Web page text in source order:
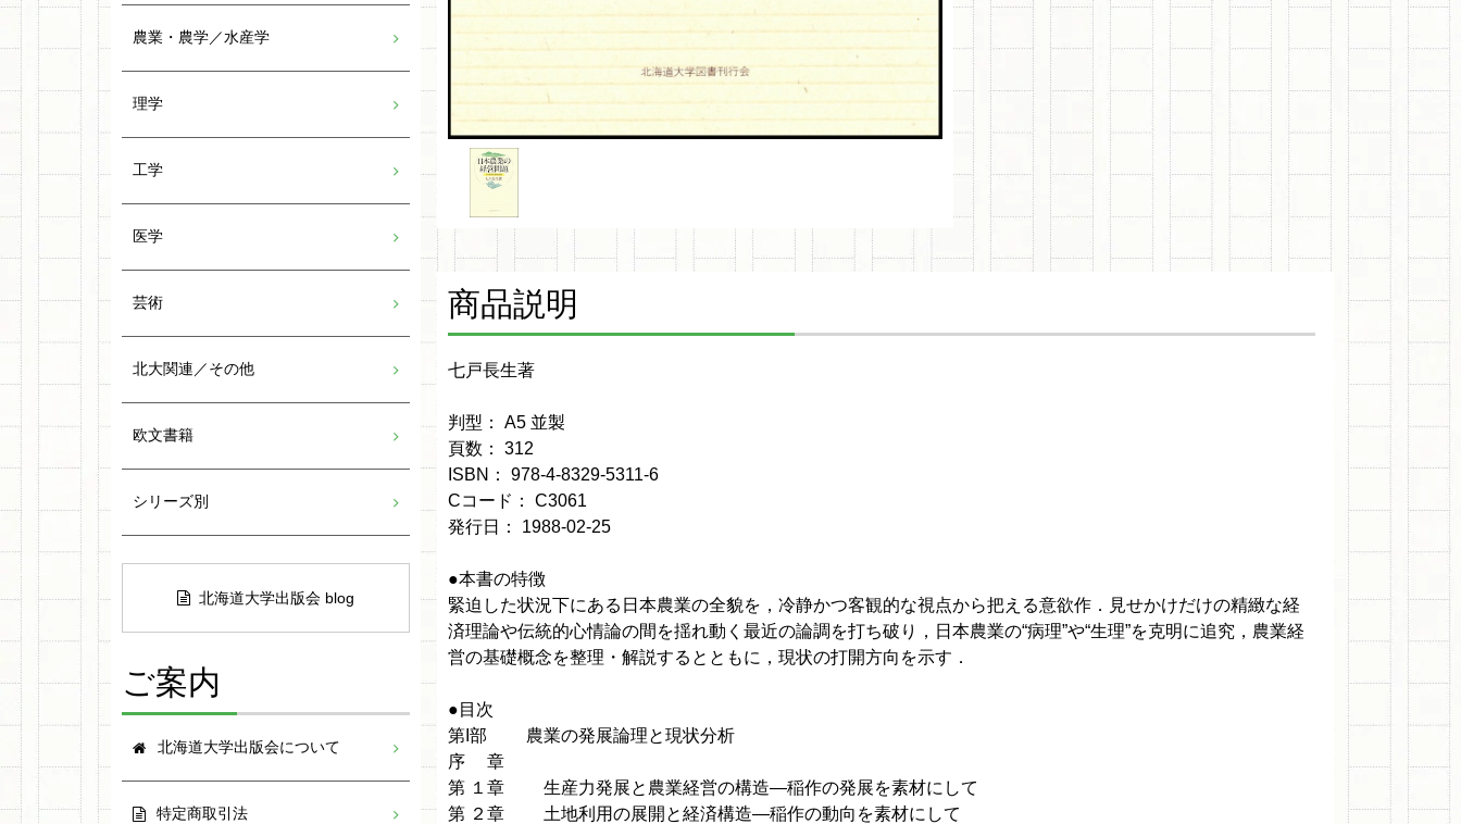
商品説明
七戸長生著
判型： A5 並製
頁数： 312
ISBN： 978-4-8329-5311-6
Cコード： C3061
発行日： 1988-02-25
●本書の特徴
緊迫した状況下にある日本農業の全貌を，冷静かつ客観的な視点から把える意欲作．見せかけだけの精緻な経
済理論や伝統的心情論の間を揺れ動く最近の論調を打ち破り，日本農業の“病理”や“生理”を克明に追究，農業経
営の基礎概念を整理・解説するとともに，現状の打開方向を示す．
●目次
第I部 農業の発展論理と現状分析
序 章
第 １章 生産力発展と農業経営の構造—稲作の発展を素材にして
第 ２章 土地利用の展開と経済構造—稲作の動向を素材にして
農業・農学／水産学
理学
工学
医学
芸術
北大関連／その他
欧文書籍
シリーズ別
北海道大学出版会 blog
ご案内
北海道大学出版会について
特定商取引法